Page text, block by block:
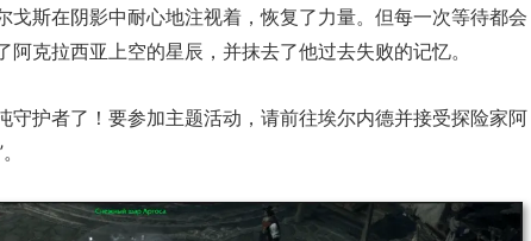
戈斯在阴影中耐心地注视着，恢复了力量。但每一次等待都会
克拉西亚上空的星辰，并抹去了他过去失败的记忆。
守护者了！要参加主题活动，请前往埃尔内德并接受探险家阿